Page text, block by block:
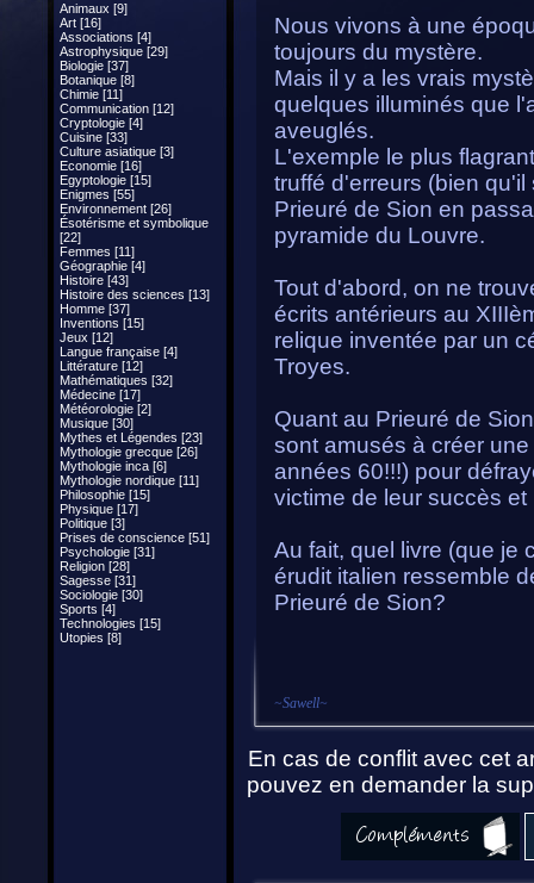
Animaux [9]
Art [16]
Associations [4]
Astrophysique [29]
Biologie [37]
Botanique [8]
Chimie [11]
Communication [12]
Cryptologie [4]
Cuisine [33]
Culture asiatique [3]
Economie [16]
Egyptologie [15]
Enigmes [55]
Environnement [26]
Ésotérisme et symbolique
[22]
Femmes [11]
Géographie [4]
Histoire [43]
Histoire des sciences [13]
Homme [37]
Inventions [15]
Jeux [12]
Langue française [4]
Littérature [12]
Mathématiques [32]
Médecine [17]
Météorologie [2]
Musique [30]
Mythes et Légendes [23]
Mythologie grecque [26]
Mythologie inca [6]
Mythologie nordique [11]
Philosophie [15]
Physique [17]
Politique [3]
Prises de conscience [51]
Psychologie [31]
Religion [28]
Sagesse [31]
Sociologie [30]
Sports [4]
Technologies [15]
Utopies [8]
Nous vivons à une
toujours du mystère.
Mais il y a les vrais
quelques illuminés que
aveuglés.
L'exemple le plus
truffé d'erreurs (bien
Prieuré de Sion en
pyramide du Louvre.
Tout d'abord, on ne
écrits antérieurs au
relique inventée par un
Troyes.
Quant au Prieuré de
sont amusés à créer
années 60!!!) pour
victime de leur succès
Au fait, quel livre (que je
érudit italien ressemble
Prieuré de Sion?
~Sawell~
En cas de conflit avec cet
pouvez en demander la